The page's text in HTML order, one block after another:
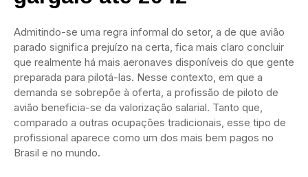
Admitindo-se uma regra informal do setor, a de que avião
parado significa prejuízo na certa, fica mais claro concluir
que realmente há mais aeronaves disponíveis do que gente
preparada para pilotá-las. Nesse contexto, em que a
demanda se sobrepõe à oferta, a profissão de piloto de
avião beneficia-se da valorização salarial. Tanto que,
comparado a outras ocupações tradicionais, esse tipo de
profissional aparece como um dos mais bem pagos no
Brasil e no mundo.